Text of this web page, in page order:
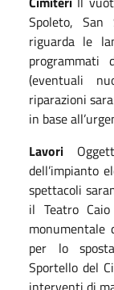
Spoleto, San
riguarda le
(eventuali
riparazioni
in base
Lavori
dell’impianto
spettacoli
il Teatro
monumentale
per lo
Sportello del